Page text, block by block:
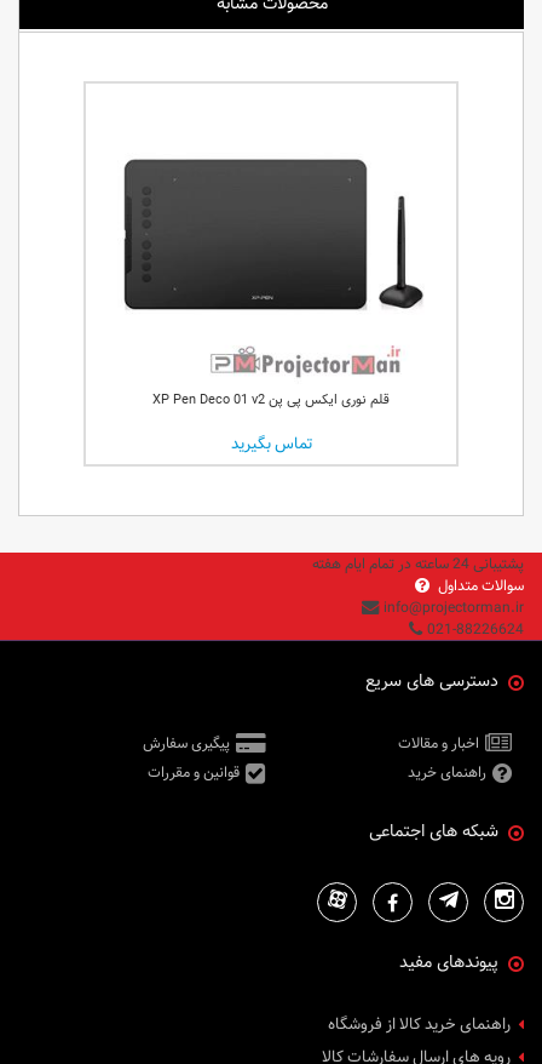
قلم نوری ایکس پی پن XP Pen Deco 01 v2
تماس بگیرید
پشتیبانی 24 ساعته در تمام ایام هفته
سوالات متداول
info@projectorman.ir
021-88226624
دسترسی های سریع
اخبار و مقالات
پیگیری سفارش
راهنمای خرید
قوانین و مقررات
شبکه های اجتماعی
پیوندهای مفید
راهنمای خرید کالا از فروشگاه
رویه های ارسال سفارشات کالا